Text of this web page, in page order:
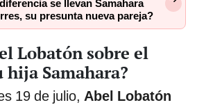
se llevan Samahara
su presunta nueva pareja?
Lobatón sobre el
hija Samahara?
19 de julio, Abel Lobatón